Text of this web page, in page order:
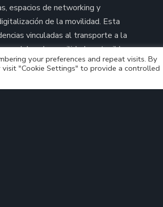
espacios de networking y
de la movilidad. Esta
vinculadas al transporte a la
modelos de movilidad sostenible e
es fundamental para continuar
your preferences and repeat visits. By
visit "Cookie Settings" to provide a controlled